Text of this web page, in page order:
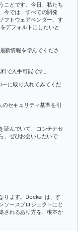
ことです。今日、私たち
今では、すべての開発
フトウェアベンダー、す
デフォルトにしたいと
新情報を学んでくださ
で入手可能です。
に取り入れてみてくだ
セキュリティ基準を引
読んでいて、コンテナセ
、ぜひお会いしたいで
ります。Docker は、す
ソースプロジェクトにと
されるあり方を、根本か